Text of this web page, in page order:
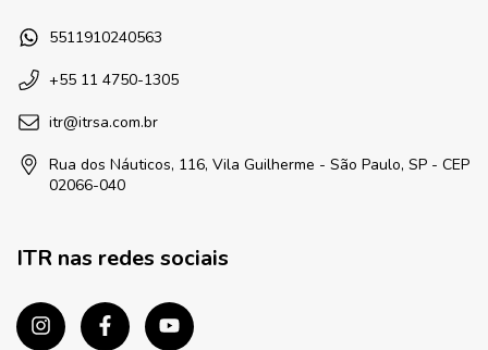
5511910240563
+55 11 4750-1305
itr@itrsa.com.br
Rua dos Náuticos, 116, Vila Guilherme - São Paulo, SP - CEP
02066-040
ITR nas redes sociais